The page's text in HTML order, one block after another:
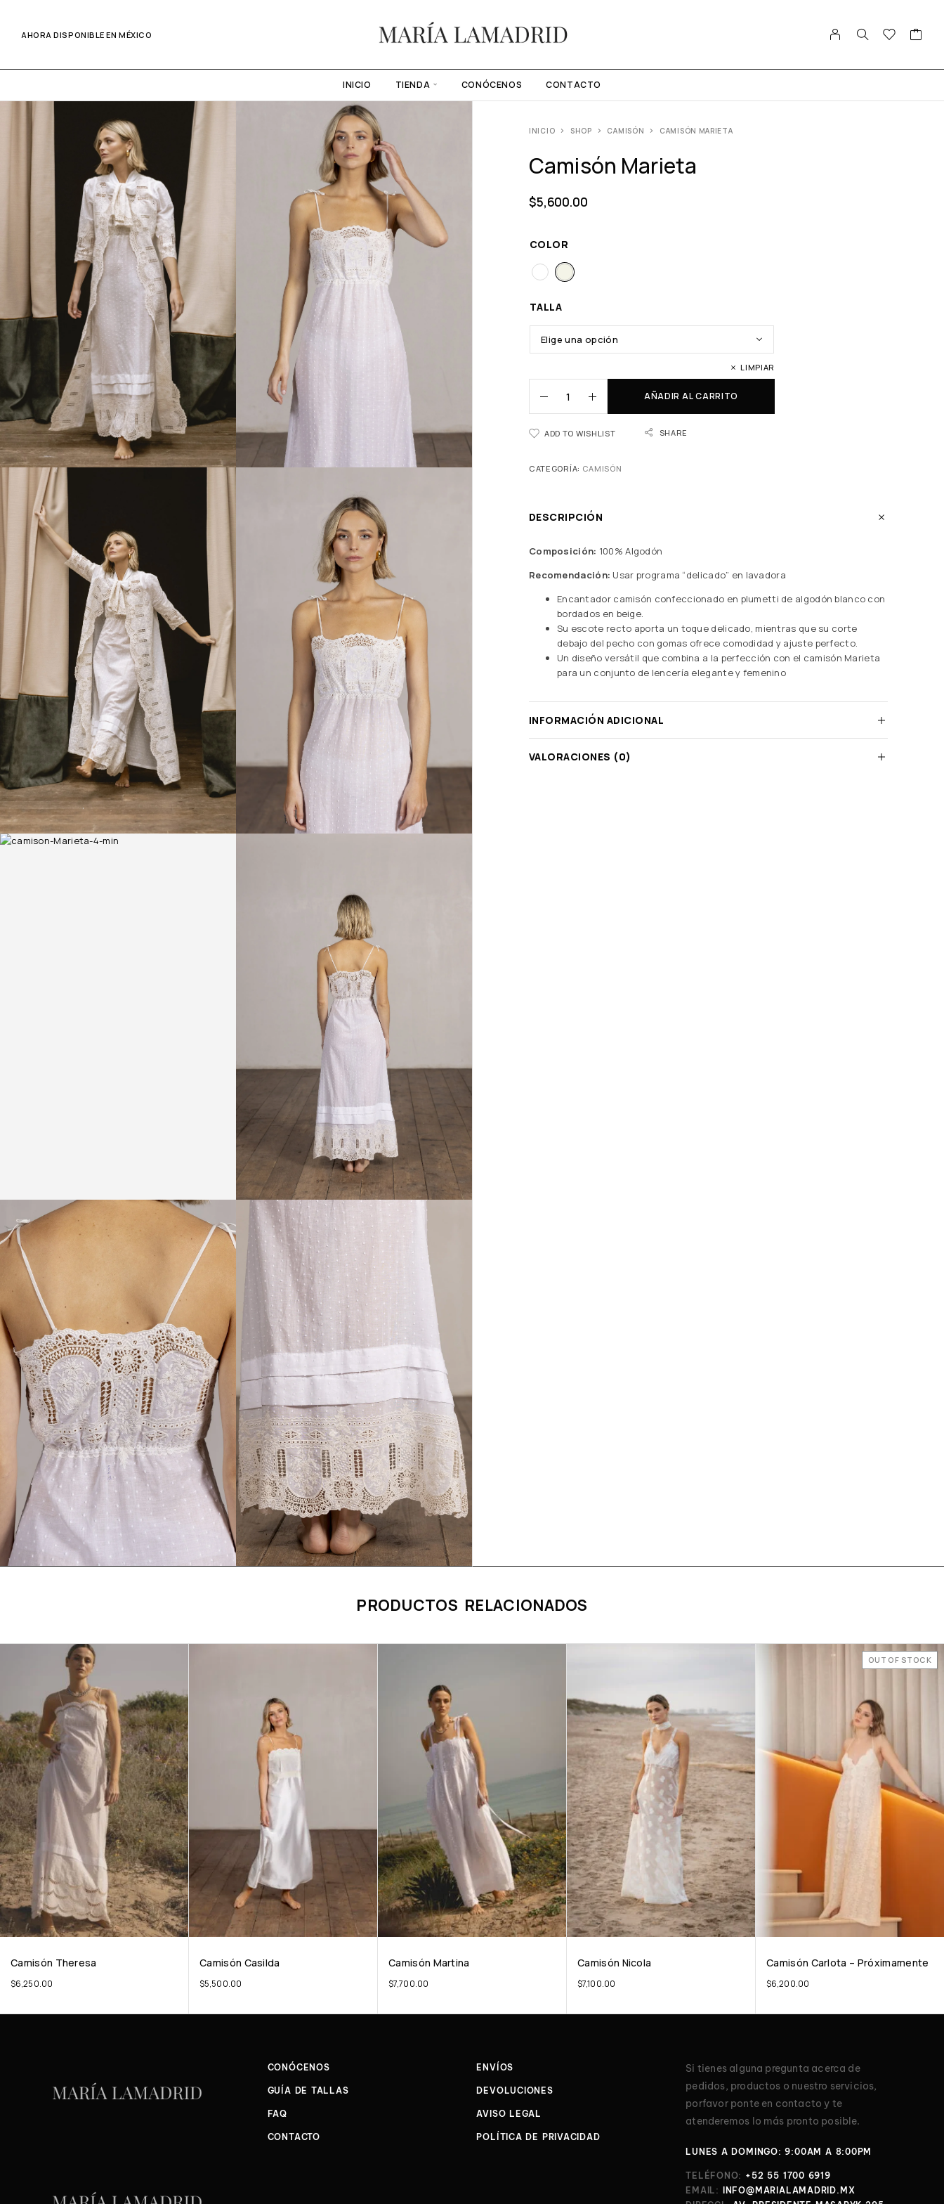
AHORA DISPONIBLE EN MÉXICO
INICIO TIENDA CONÓCENOS CONTACTO
INICIO SHOP CAMISÓN CAMISÓN MARIETA
Camisón Marieta
$5,600.00
COLOR
TALLA
LIMPIAR
AÑADIR AL CARRITO
ADD TO WISHLIST SHARE
CATEGORÍA: CAMISÓN
DESCRIPCIÓN
Composición: 100% Algodón
Recomendación: Usar programa “delicado” en lavadora
Encantador camisón confeccionado en plumetti de algodón blanco con
bordados en beige.
Su escote recto aporta un toque delicado, mientras que su corte
debajo del pecho con gomas ofrece comodidad y ajuste perfecto.
Un diseño versátil que combina a la perfección con el camisón Marieta
para un conjunto de lencería elegante y femenino
INFORMACIÓN ADICIONAL
VALORACIONES (0)
PRODUCTOS RELACIONADOS
Camisón Theresa
$6,250.00
Camisón Casilda
$5,500.00
Camisón Martina
$7,700.00
Camisón Nicola
$7,100.00
OUT OF STOCK
Camisón Carlota – Próximamente
$6,200.00
CONÓCENOS
GUÍA DE TALLAS
FAQ
CONTACTO
ENVÍOS
DEVOLUCIONES
AVISO LEGAL
POLÍTICA DE PRIVACIDAD
Si tienes alguna pregunta acerca de
pedidos, productos o nuestro servicios,
porfavor ponte en contacto y te
atenderemos lo más pronto posible.
LUNES A DOMINGO: 9:00AM A 8:00PM
TELÉFONO: +52 55 1700 6919
EMAIL:
INFO@MARIALAMADRID.MX